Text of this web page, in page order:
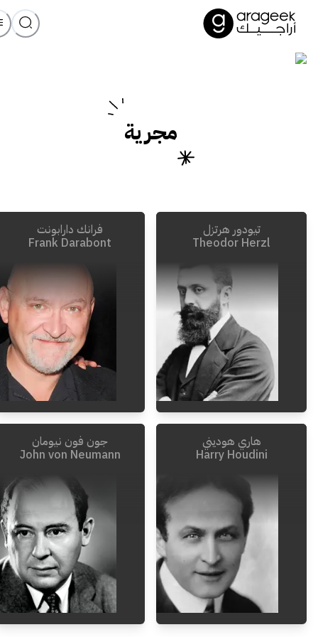
مجرية
1904
تيودور هرتزل
Theodor Herzl
فرانك دارابونت
Frank Darabont
هاري هوديني
Harry Houdini
جون فون نيومان
John von Neumann